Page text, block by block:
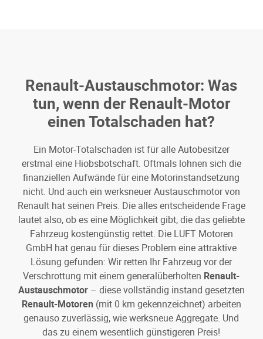
Renault-Austauschmotor: Was
tun, wenn der Renault-Motor
einen Totalschaden hat?
Ein Motor-Totalschaden ist für alle Autobesitzer
erstmal eine Hiobsbotschaft. Oftmals lohnen sich die
finanziellen Aufwände für eine Motorinstandsetzung
nicht. Und auch ein werksneuer Austauschmotor von
Renault hat seinen Preis. Die alles entscheidende Frage
lautet also, ob es eine Möglichkeit gibt, die das geliebte
Fahrzeug kostengünstig rettet. Die LUFT Motoren
GmbH hat genau für dieses Problem eine attraktive
Lösung gefunden: Wir retten Ihr Fahrzeug vor der
Verschrottung mit einem generalüberholten Renault-
Austauschmotor – diese vollständig instand gesetzten
Renault-Motoren (mit 0 km gekennzeichnet) arbeiten
genauso zuverlässig, wie werksneue Aggregate. Und
das zu einem wesentlich günstigeren Preis!